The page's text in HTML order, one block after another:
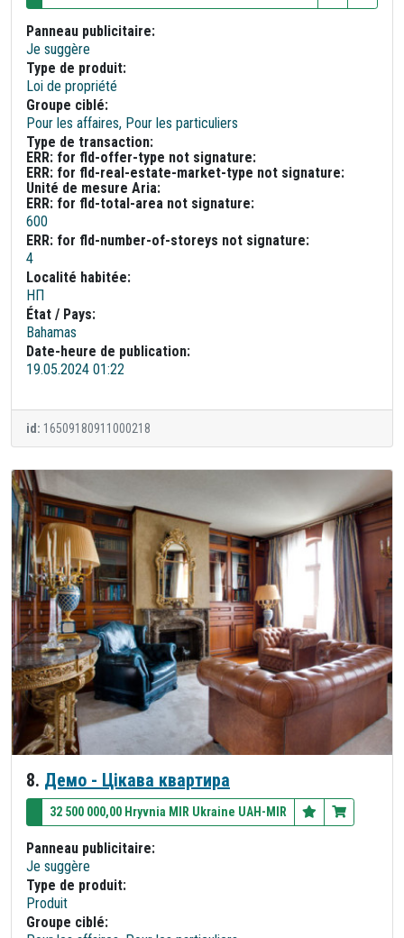
Panneau publicitaire:
Je suggère
Type de produit:
Loi de propriété
Groupe ciblé:
Pour les affaires, Pour les particuliers
Type de transaction:
ERR: for fld-offer-type not signature:
ERR: for fld-real-estate-market-type not signature:
Unité de mesure Aria:
ERR: for fld-total-area not signature:
600
ERR: for fld-number-of-storeys not signature:
4
Localité habitée:
НП
État / Pays:
Bahamas
Date-heure de publication:
19.05.2024 01:22
id: 16509180911000218
8. Демо - Цікава квартира
32 500 000,00 Hryvnia MIR Ukraine UAH-MIR
Panneau publicitaire:
Je suggère
Type de produit:
Produit
Groupe ciblé: